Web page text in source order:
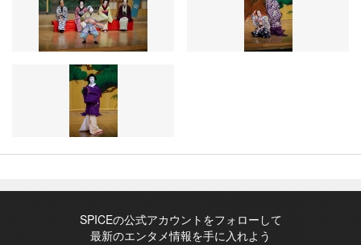
SPICEの公式アカウントをフォローして
最新のエンタメ情報を手に入れよう